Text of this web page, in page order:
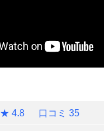
★ 4.8 口コミ 35